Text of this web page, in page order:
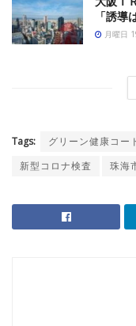
「誘導
月曜日
Tags: グリーン健康コー
新型コロナ検査
珠海